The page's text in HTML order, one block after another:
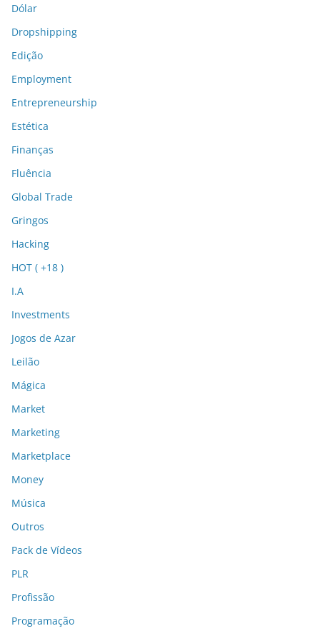
Dólar
Dropshipping
Edição
Employment
Entrepreneurship
Estética
Finanças
Fluência
Global Trade
Gringos
Hacking
HOT ( +18 )
I.A
Investments
Jogos de Azar
Leilão
Mágica
Market
Marketing
Marketplace
Money
Música
Outros
Pack de Vídeos
PLR
Profissão
Programação